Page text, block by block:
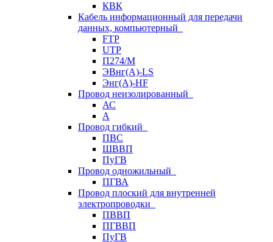
КВК
Кабель информационный для передачи
данных, компьютерный
FTP
UTP
П274/М
ЭВнг(А)-LS
Энг(А)-HF
Провод неизолированный
АС
А
Провод гибкий
ПВС
ШВВП
ПуГВ
Провод одножильный
ПГВА
Провод плоский для внутренней
электропроводки
ПВВП
ПГВВП
ПуГВ